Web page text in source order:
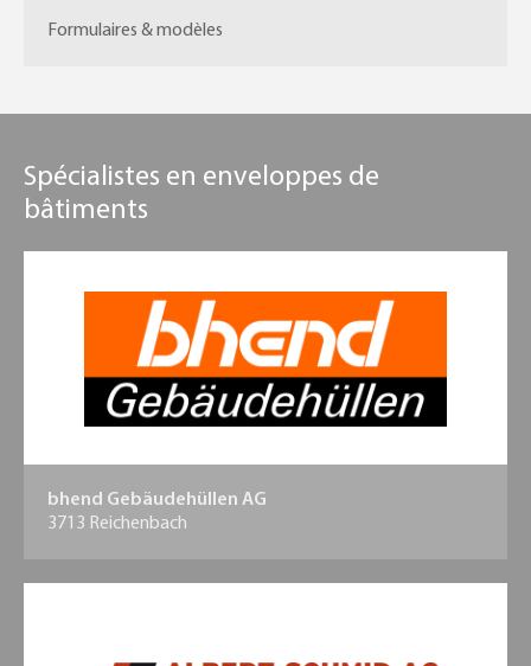
Formulaires & modèles
Spécialistes en enveloppes de
bâtiments
bhend Gebäudehüllen AG
3713 Reichenbach